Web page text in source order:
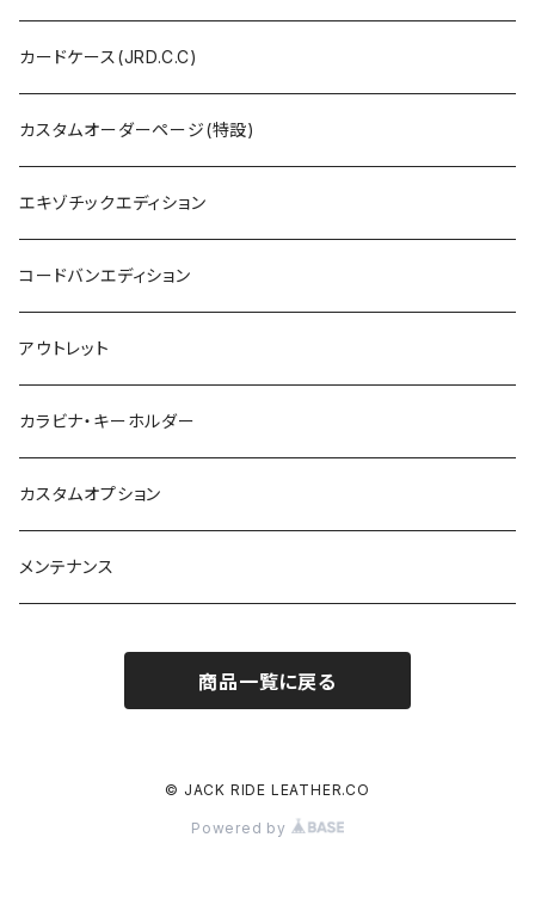
カードケース(JRD.C.C)
カスタムオーダーページ(特設)
エキゾチックエディション
コードバンエディション
アウトレット
カラビナ・キーホルダー
カスタムオプション
メンテナンス
商品一覧に戻る
© JACK RIDE LEATHER.CO
Powered by